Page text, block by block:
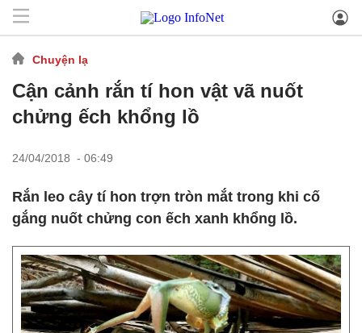
Chuyện lạ
Cận cảnh rắn tí hon vật vã nuốt
chửng ếch khổng lồ
24/04/2018 - 06:49
Rắn leo cây tí hon trợn tròn mắt trong khi cố
gắng nuốt chửng con ếch xanh khổng lồ.